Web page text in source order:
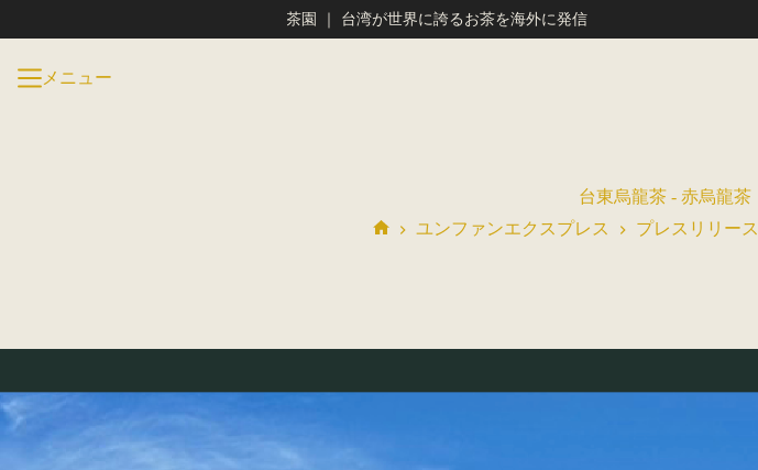
ユンフォン茶園 ｜ 台湾が世界に誇るお茶を海外に発信
メニュー
台東烏龍茶 - 赤烏龍茶
ユンファンエクスプレス プレスリリース